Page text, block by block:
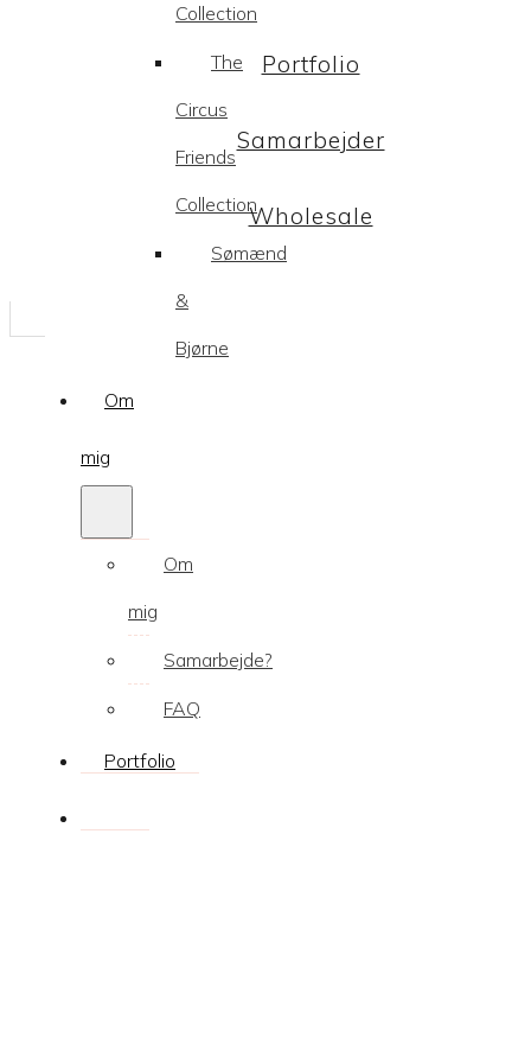
Collection
The
Circus
Friends
Collection
Sømænd
&
Bjørne
Om
mig
Om
mig
Samarbejde?
FAQ
Portfolio
Portfolio
Samarbejder
Wholesale